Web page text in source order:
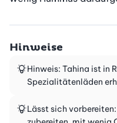
Hinweise
Hinweis: Tahina ist in
Spezialitätenläden
Lässt sich vorbereiten: